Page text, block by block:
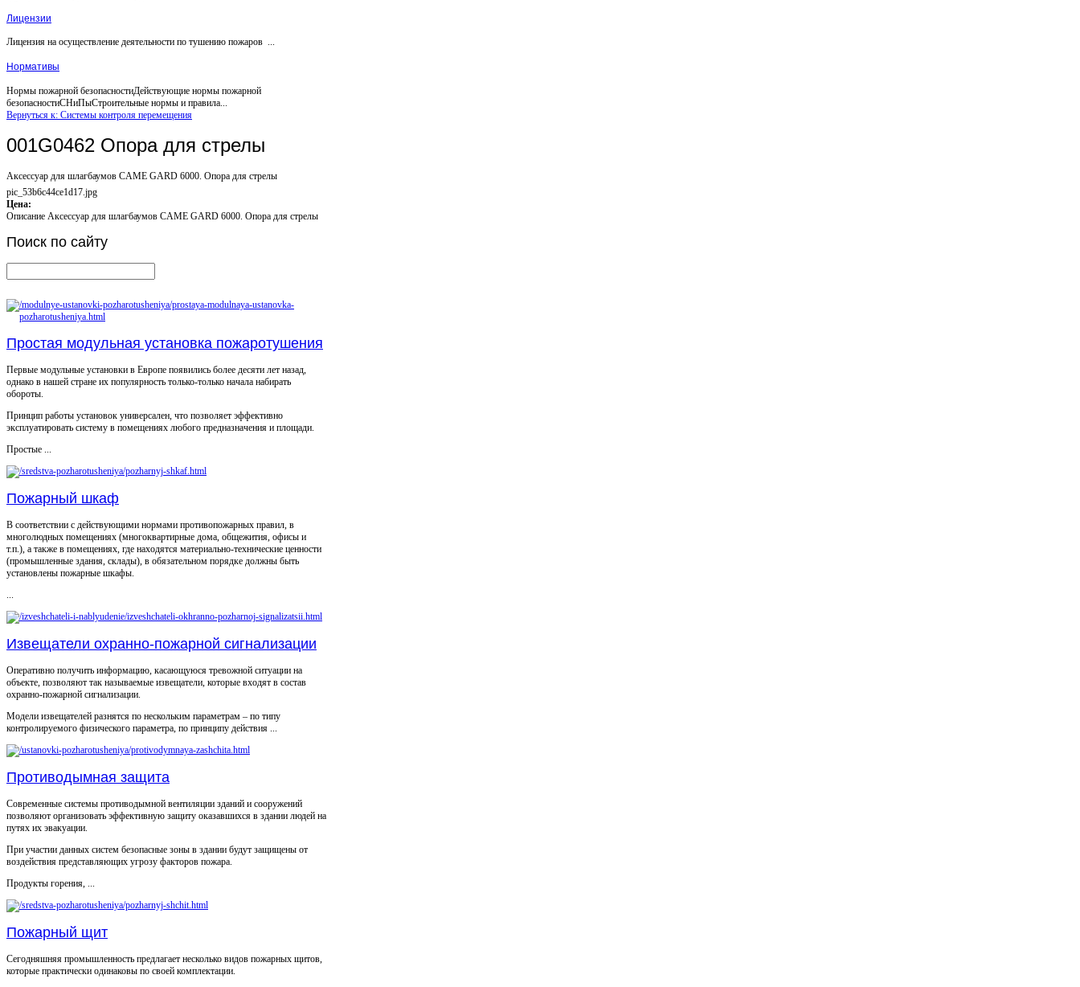
Лицензии
Лицензия на осуществление деятельности по тушению пожаров ...
Нормативы
Нормы пожарной безопасностиДействующие нормы пожарной
безопасностиСНиПыСтроительные нормы и правила...
Вернуться к: Системы контроля перемещения
001G0462 Опора для стрелы
Аксессуар для шлагбаумов CAME GARD 6000. Опора для стрелы
pic_53b6c44ce1d17.jpg
Цена:
Описание Аксессуар для шлагбаумов CAME GARD 6000. Опора для стрелы
Поиск по сайту
Простая модульная установка пожаротушения
Первые модульные установки в Европе появились более десяти лет назад,
однако в нашей стране их популярность только-только начала набирать
обороты.
Принцип работы установок универсален, что позволяет эффективно
эксплуатировать систему в помещениях любого предназначения и площади.
Простые ...
Пожарный шкаф
В соответствии с действующими нормами противопожарных правил, в
многолюдных помещениях (многоквартирные дома, общежития, офисы и
т.п.), а также в помещениях, где находятся материально-технические ценности
(промышленные здания, склады), в обязательном порядке должны быть
установлены пожарные шкафы.
...
Извещатели охранно-пожарной сигнализации
Оперативно получить информацию, касающуюся тревожной ситуации на
объекте, позволяют так называемые извещатели, которые входят в состав
охранно-пожарной сигнализации.
Модели извещателей разнятся по нескольким параметрам – по типу
контролируемого физического параметра, по принципу действия ...
Противодымная защита
Современные системы противодымной вентиляции зданий и сооружений
позволяют организовать эффективную защиту оказавшихся в здании людей на
путях их эвакуации.
При участии данных систем безопасные зоны в здании будут защищены от
воздействия представляющих угрозу факторов пожара.
Продукты горения, ...
Пожарный щит
Сегодняшняя промышленность предлагает несколько видов пожарных щитов,
которые практически одинаковы по своей комплектации.